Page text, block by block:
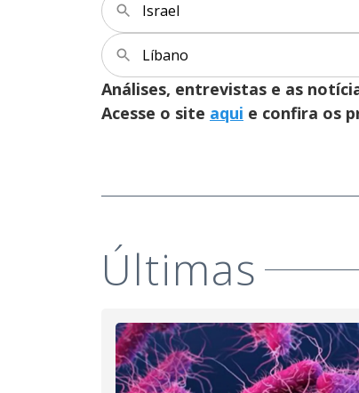
Israel
Líbano
Análises, entrevistas e as
Acesse o site aqui e confira os
Últimas